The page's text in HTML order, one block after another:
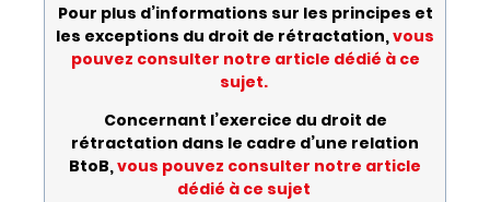
Pour plus d’informations sur les principes et
les exceptions du droit de rétractation,vous
pouvez consulter notre article dédié à ce
sujet.
Concernant l’exercice du droit de
rétractation dans le cadre d’une relation
BtoB,vous pouvez consulter notre article
dédié à ce sujet